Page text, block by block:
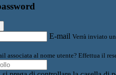
E-mail Verrà inviato
associata al nome utente? Effettua il